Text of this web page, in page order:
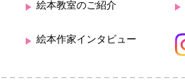
絵本教室のご紹介
絵本作家インタビュー